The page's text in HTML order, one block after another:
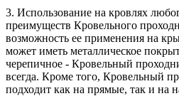
3. Использование на кровлях
преимуществ Кровельного
возможность ее применения на
может иметь металлическое
черепичное - Кровельный
всегда. Кроме того, Кровельный
подходит как на прямые, так и на